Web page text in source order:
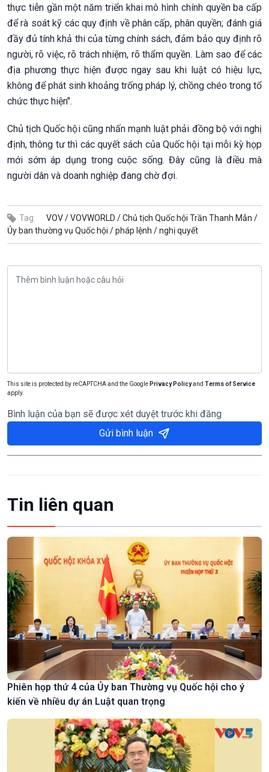
thực tiễn gần một năm triển khai mô hình chính quyền ba cấp
để rà soát kỹ các quy định về phân cấp, phân quyền; đánh giá
đầy đủ tính khả thi của từng chính sách, đảm bảo quy định rõ
người, rõ việc, rõ trách nhiệm, rõ thẩm quyền. Làm sao để các
địa phương thực hiện được ngay sau khi luật có hiệu lực,
không để phát sinh khoảng trống pháp lý, chồng chéo trong tổ
chức thực hiện".
Chủ tịch Quốc hội cũng nhấn mạnh luật phải đồng bộ với nghị
định, thông tư thì các quyết sách của Quốc hội tại mỗi kỳ họp
mới sớm áp dụng trong cuộc sống. Đây cũng là điều mà
người dân và doanh nghiệp đang chờ đợi.
Tag: VOV /VOVWORLD /Chủ tịch Quốc hội Trần Thanh Mẫn /
Ủy ban thường vụ Quốc hội /pháp lệnh /nghị quyết
This site is protected by reCAPTCHA and the Google Privacy Policyand Terms of Service
apply.
Bình luận của bạn sẽ được xét duyệt trước khi đăng
Gửi bình luận
Tin liên quan
Phiên họp thứ 4 của Ủy ban Thường vụ Quốc hội cho ý
kiến về nhiều dự án Luật quan trọng